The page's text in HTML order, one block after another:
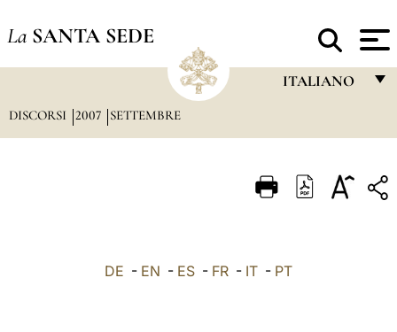
La SANTA SEDE
ITALIANO
ITALIANO
DISCORSI 2007 SETTEMBRE
DE - EN - ES - FR - IT - PT